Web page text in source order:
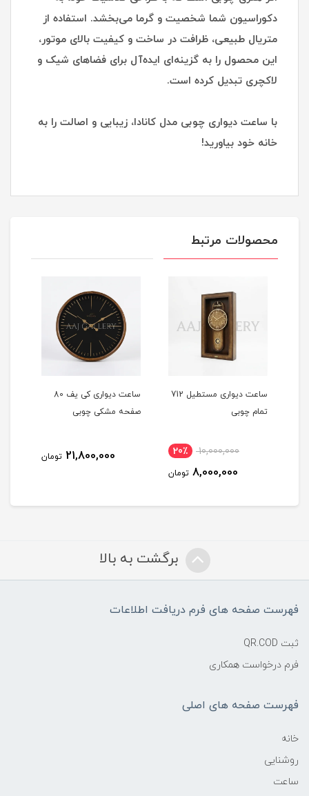
دکوراسیون شما شخصیت و گرما می‌بخشد. استفاده از
متریال طبیعی، ظرافت در ساخت و کیفیت بالای موتور،
این محصول را به گزینه‌ای ایده‌آل برای فضاهای شیک و
لاکچری تبدیل کرده است.
با ساعت دیواری چوبی مدل کانادا، زیبایی و اصالت را به
خانه خود بیاورید!
محصولات مرتبط
ساعت دیواری مستطیل 712
تمام چوبی
10,000,000 20٪
8,000,000 تومان
ساعت دیواری کی یف 80
صفحه مشکی چوبی
21,800,000 تومان
برگشت به بالا
فهرست صفحه های فرم دریافت اطلاعات
ثبت QR.COD
فرم درخواست همکاری
فهرست صفحه های اصلی
خانه
روشنایی
ساعت